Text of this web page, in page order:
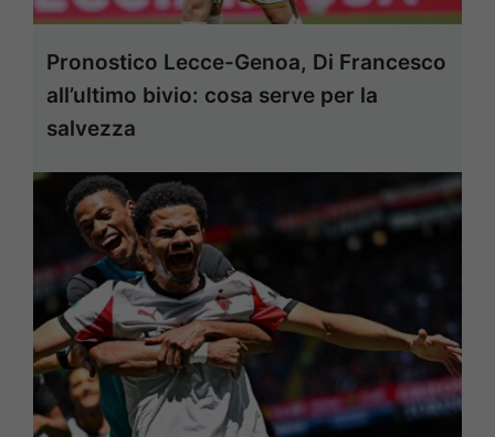
Pronostico Lecce-Genoa, Di Francesco
all’ultimo bivio: cosa serve per la
salvezza